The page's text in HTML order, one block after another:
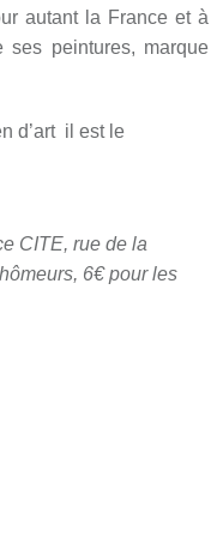
autant la France et à
peintures, marque
d’art il est le
CITE, rue de la
6€ pour les